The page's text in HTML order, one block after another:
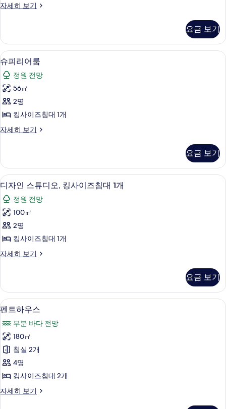
실
개
사
진
모
두
보
기
자세히 보기
디
위
트,
침
실
개
자
세
히
기
요금 보기
슈
피
리
어
룸
진
두
보
기
슈피리어룸 | 미니바, 객실 내 금고, 책
10
슈피리어룸
정원 전망
56㎡
2명
킹사이즈침대 1개
자세히 보기
슈
룸
자
세
히
보
기
요금 보기
디
자
인
스
튜
오,
사
이
즈
침
대
개
사
진
디자인 스튜디오, 킹사이즈침대 1개 |
9
디자인 스튜디오, 킹사이즈침대 1개
정원 전망
100㎡
2명
킹사이즈침대 1개
자세히 보기
디
튜
디
오,
사
이
즈
침
대
개
자
요금 보기
펜
하
우
스
사
모
펜트하우스 | 미니바, 객실 내 금고, 책
14
펜트하우스
부분 바다 전망
180㎡
침실 2개
4명
킹사이즈침대 2개
자세히 보기
펜